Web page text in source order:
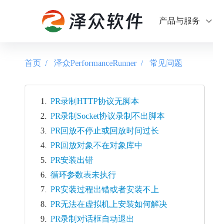
产品与服务
首页 / 泽众PerformanceRunner / 常见问题
1. PR录制HTTP协议无脚本
2. PR录制Socket协议录制不出脚本
3. PR回放不停止或回放时间过长
4. PR回放对象不在对象库中
5. PR安装出错
6. 循环参数表未执行
7. PR安装过程出错或者安装不上
8. PR无法在虚拟机上安装如何解决
9. PR录制对话框自动退出